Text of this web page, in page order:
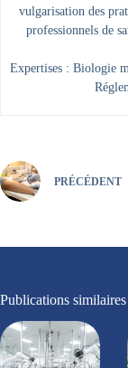
vulgarisation des
professionnels de
Expertises : Biologie
PRÉCÉDENT
Publications similaires